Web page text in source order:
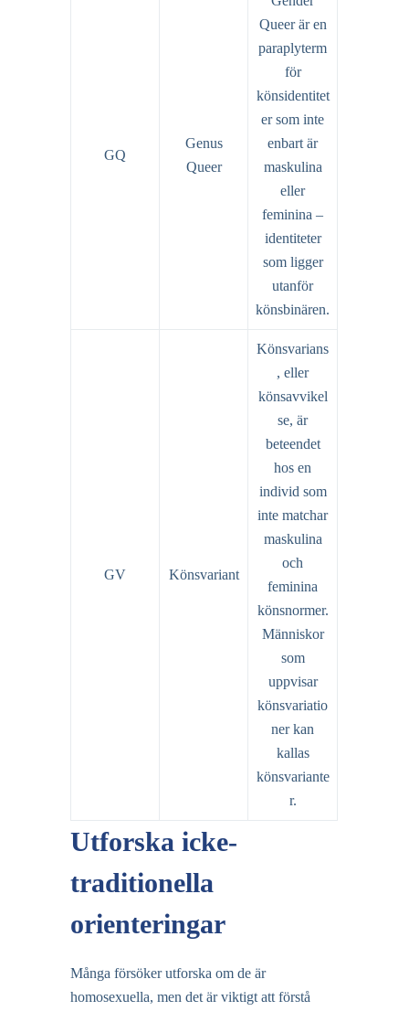
GQ
Genus
Queer
Queer är en
paraplyterm
för
könsidentitet
er som inte
enbart är
maskulina
eller
feminina –
identiteter
som ligger
utanför
könsbinären.
GV Könsvariant
Könsvarians
, eller
könsavvikel
se, är
beteendet
hos en
individ som
inte matchar
maskulina
och
feminina
könsnormer.
Människor
som
uppvisar
könsvariatio
ner kan
kallas
könsvariante
r.
Utforska icke-
traditionella
orienteringar
Många försöker utforska om de är
homosexuella, men det är viktigt att förstå